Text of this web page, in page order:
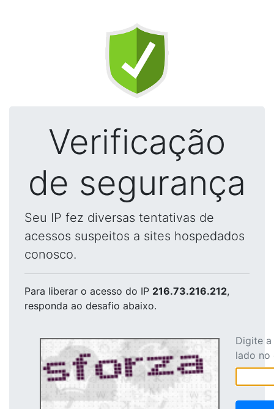
Verificação
de segurança
Seu IP fez diversas tentativas de
acessos suspeitos a sites hospedados
conosco.
Para liberar o acesso do IP 216.73.216.212,
responda ao desafio abaixo.
Digite
lado no